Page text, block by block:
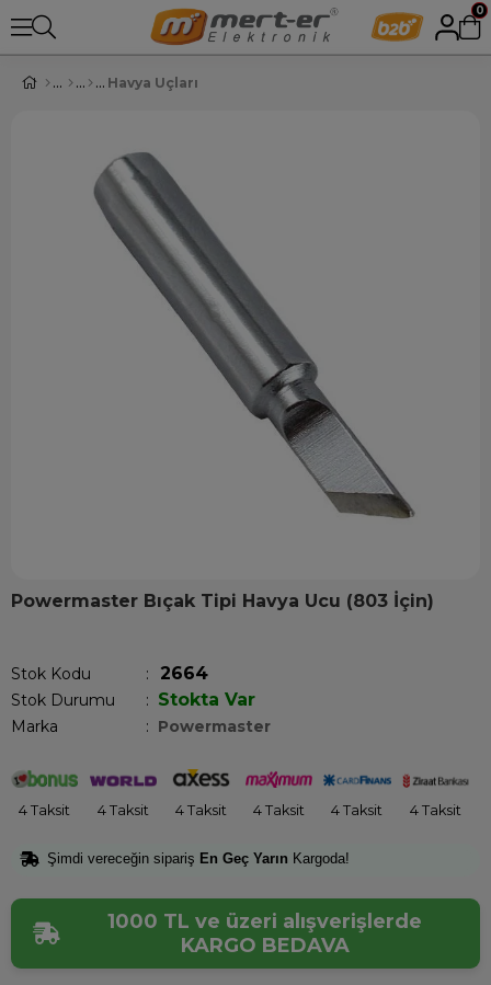
0
Havya Uçları
Powermaster Bıçak Tipi Havya Ucu (803 İçin)
kişi satın aldı!
Stok Kodu 2664
Stok Durumu : Stokta Var
Marka : Powermaster
4 Taksit 4 Taksit 4 Taksit 4 Taksit 4 Taksit 4 Taksit
Şimdi vereceğin sipariş En Geç Yarın Kargoda!
1000 TL ve üzeri alışverişlerde
KARGO BEDAVA